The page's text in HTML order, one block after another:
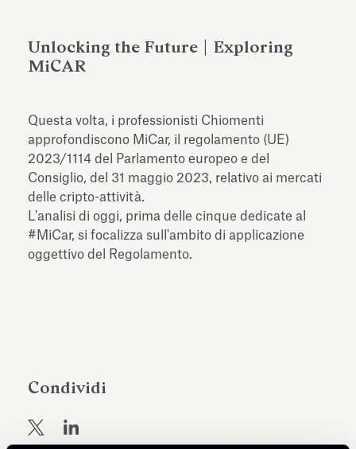
Unlocking the Future | Exploring
MiCAR
Questa volta, i professionisti Chiomenti
approfondiscono MiCar, il regolamento (UE)
2023/1114 del Parlamento europeo e del
Consiglio, del 31 maggio 2023, relativo ai mercati
delle cripto-attività.
L'analisi di oggi, prima delle cinque dedicate al
#MiCar, si focalizza sull'ambito di applicazione
oggettivo del Regolamento.
Condividi